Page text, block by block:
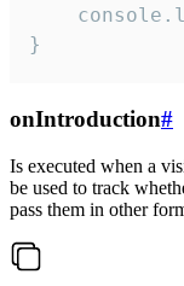
}
onIntroduction#
Is executed when a
be used to track
pass them in other